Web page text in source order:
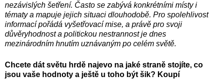
nezávislých šetření. Často se zabývá konkrétními místy i
tématy a mapuje jejich situaci dlouhodobě. Pro spolehlivost
informací pořádá vyšetřovací mise, a právě pro svoji
důvěryhodnost a politickou nestrannost je dnes
mezinárodním hnutím uznávaným po celém světě.
Chcete dát světu hrdě najevo na jaké straně stojíte, co
jsou vaše hodnoty a ještě u toho být šik? Koupí